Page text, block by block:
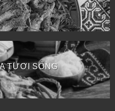
TƯƠI SỐNG